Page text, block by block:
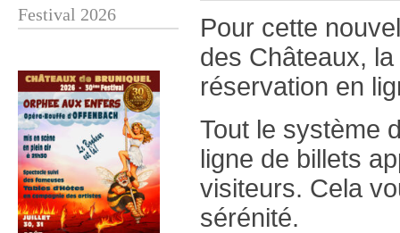
Festival 2026
Pour cette
des Châteaux, la
réservation en
Tout le système
ligne de billets
visiteurs. Cela
sérénité.